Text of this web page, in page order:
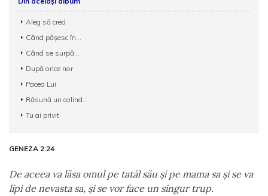
Aleg să cred
Când pășesc în...
Când se surpă...
După orice nor
Pacea Lui
Răsună un colind...
Tu ai privit
GENEZA 2:24
De aceea va lăsa omul pe tatăl său şi pe mama sa şi se va
lipi de nevasta sa, şi se vor face un singur trup.